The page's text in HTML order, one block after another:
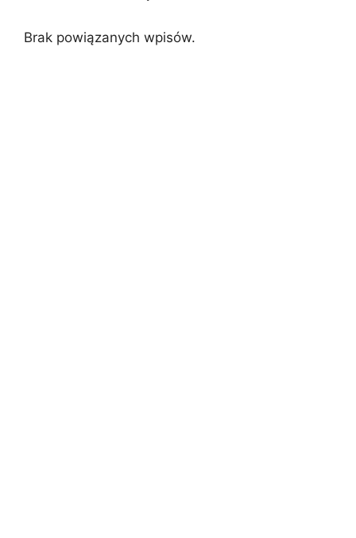
Brak powiązanych wpisów.